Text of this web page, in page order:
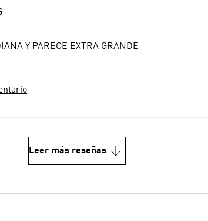
Y PARECE EXTRA GRANDE
Leer más reseñas